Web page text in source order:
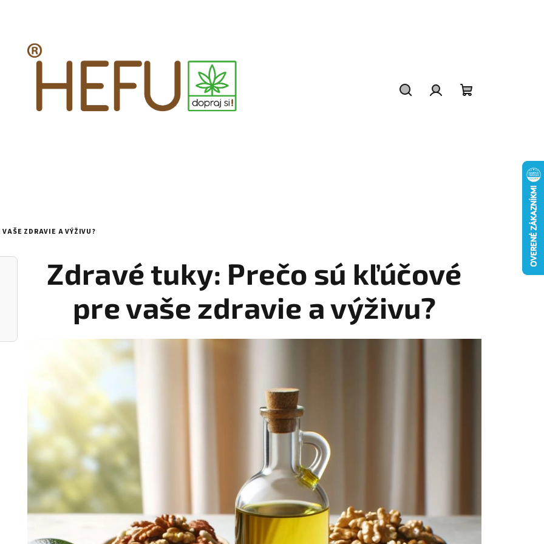
VAŠE ZDRAVIE A VÝŽIVU?
Zdravé tuky: Prečo sú kľúčové
pre vaše zdravie a výživu?